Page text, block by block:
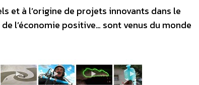
et à l’origine de projets innovants dans le
l’économie positive… sont venus du monde